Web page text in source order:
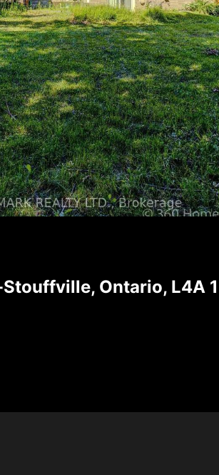
Ontario, L4A